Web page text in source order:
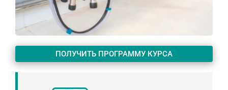
ПОЛУЧИТЬ ПРОГРАММУ КУРСА